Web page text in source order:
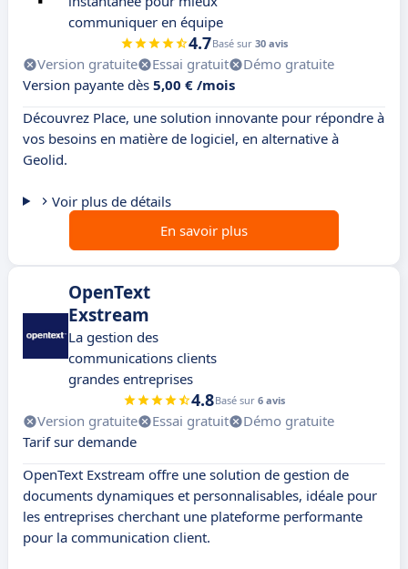
communiquer en équipe
4.7Basé sur 30 avis
Version gratuite Essai gratuit
Démo gratuite
Version payante dès 5,00 € /mois
Découvrez Place, une solution innovante pour répondre à
vos besoins en matière de logiciel, en alternative à
Geolid.
Voir plus de détails
En savoir plus
OpenText
Exstream
La gestion des
communications clients
grandes entreprises
4.8Basé sur 6 avis
Version gratuite Essai gratuit
Démo gratuite
Tarif sur demande
OpenText Exstream offre une solution de gestion de
documents dynamiques et personnalisables, idéale pour
les entreprises cherchant une plateforme performante
pour la communication client.